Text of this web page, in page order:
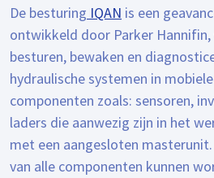
De besturing IQAN is een
ontwikkeld door Parker
besturen, bewaken en
hydraulische systemen in
componenten zoals: sensoren,
laders die aanwezig zijn in het
met een aangesloten
van alle componenten kunnen